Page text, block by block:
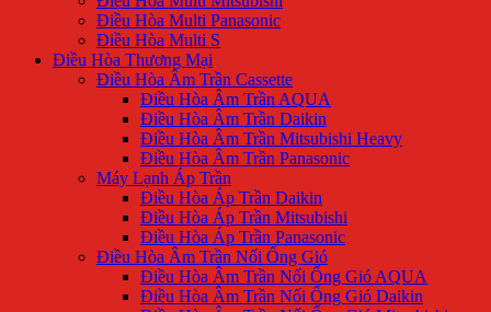
Điều Hòa Multi Panasonic
Điều Hòa Multi S
Điều Hòa Thương Mại
Điều Hòa Âm Trần Cassette
Điều Hòa Âm Trần AQUA
Điều Hòa Âm Trần Daikin
Điều Hòa Âm Trần Mitsubishi Heavy
Điều Hòa Âm Trần Panasonic
Máy Lạnh Áp Trần
Điều Hòa Áp Trần Daikin
Điều Hòa Áp Trần Mitsubishi
Điều Hòa Áp Trần Panasonic
Điều Hòa Âm Trần Nối Ống Gió
Điều Hòa Âm Trần Nối Ống Gió AQUA
Điều Hòa Âm Trần Nối Ống Gió Daikin